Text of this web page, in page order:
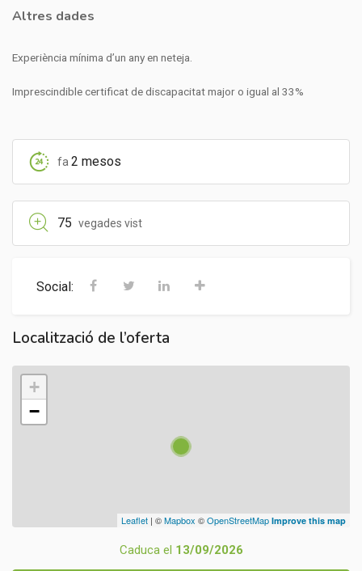
Altres dades
Experiència mínima d’un any en neteja.
Imprescindible certificat de discapacitat major o igual al 33%
fa2 mesos
75 vegades vist
Social:
Localització de l’oferta
+
−
Leaflet | ©Mapbox ©OpenStreetMap Improve this map
Caduca el 13/09/2026